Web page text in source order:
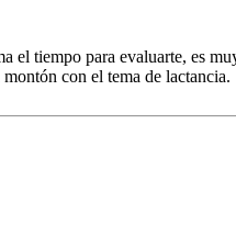
el tiempo para evaluarte, es
con el tema de lactancia.